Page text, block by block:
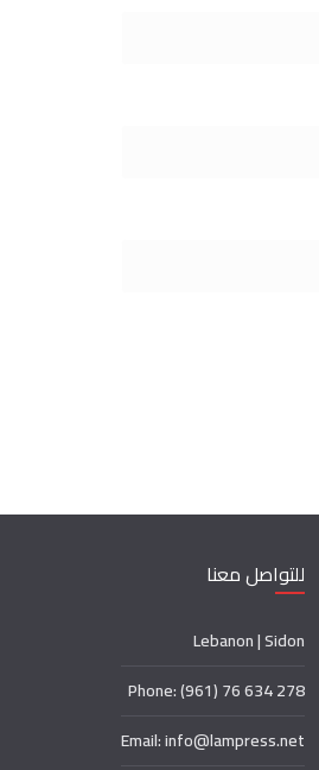
للتواصل معنا
Lebanon | Sidon
Phone: (961) 76 634 278
Email: info@lampress.net